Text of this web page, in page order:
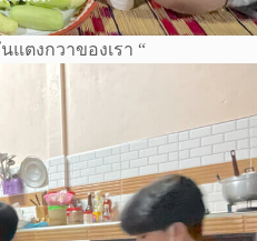
แตงกวาของเรา “